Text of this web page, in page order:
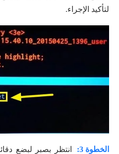
لتأكيد الإجراء.
الخطوة 3:
انتظر بصبر لبضع